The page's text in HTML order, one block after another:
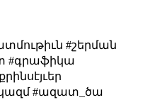
#շերման
#գրաֆիկա
#ազատ_ծա